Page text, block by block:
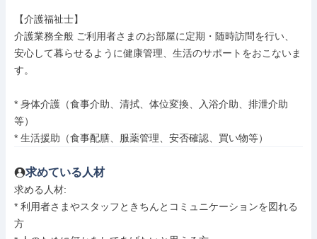
【介護福祉士】
介護業務全般 ご利用者さまのお部屋に定期・随時訪問を行い、
安心して暮らせるように健康管理、生活のサポートをおこないま
す。
* 身体介護（食事介助、清拭、体位変換、入浴介助、排泄介助
等）
* 生活援助（食事配膳、服薬管理、安否確認、買い物等）
求めている人材
求める人材:
* 利用者さまやスタッフときちんとコミュニケーションを図れる
方